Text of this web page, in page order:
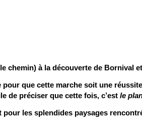
chemin) à la découverte de Bornival
que cette marche soit une
de préciser que cette fois, c’est le
les splendides paysages